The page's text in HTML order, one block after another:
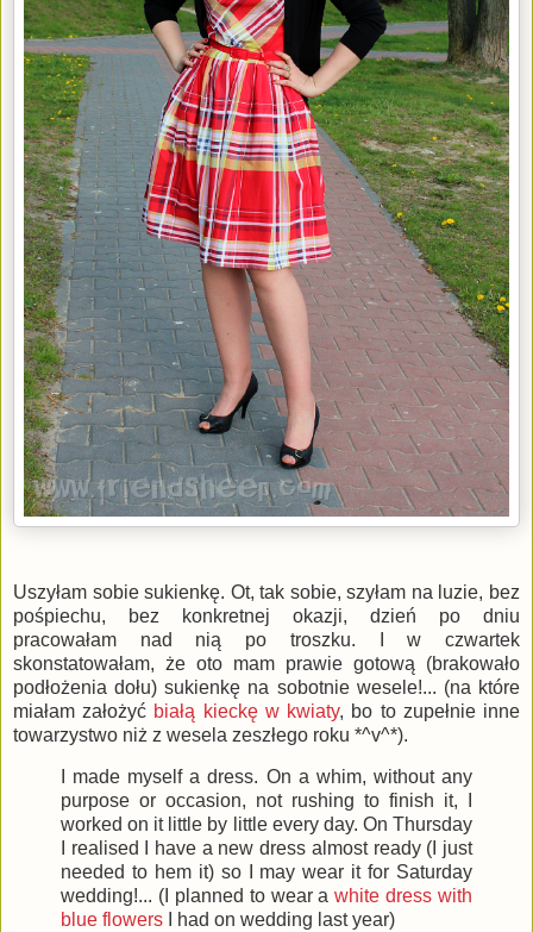
Uszyłam sobie sukienkę. Ot, tak sobie, szyłam na luzie, bez
pośpiechu, bez konkretnej okazji, dzień po dniu
pracowałam nad nią po troszku. I w czwartek
skonstatowałam, że oto mam prawie gotową (brakowało
podłożenia dołu) sukienkę na sobotnie wesele!... (na które
miałam założyć białą kieckę w kwiaty, bo to zupełnie inne
towarzystwo niż z wesela zeszłego roku *^v^*).
I made myself a dress. On a whim, without any
purpose or occasion, not rushing to finish it, I
worked on it little by little every day. On Thursday
I realised I have a new dress almost ready (I just
needed to hem it) so I may wear it for Saturday
wedding!... (I planned to wear awhite dress with
blue flowers I had on wedding last year)